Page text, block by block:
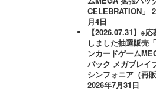
CELEBRATION」
月4日
【2026.07.31】※
しました抽選販売
ンカードゲーム
パック メガブレイ
シンフォニア（再販
2026年7月31日